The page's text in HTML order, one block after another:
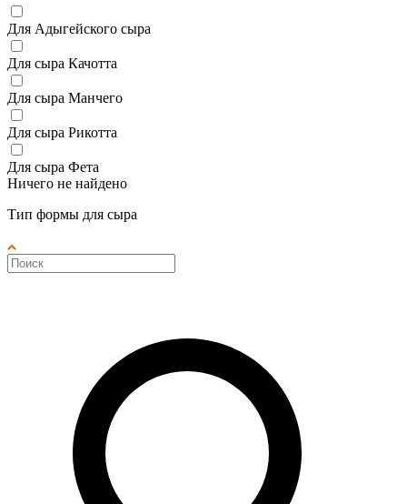
Для Адыгейского сыра
Для сыра Качотта
Для сыра Манчего
Для сыра Рикотта
Для сыра Фета
Ничего не найдено
Тип формы для сыра